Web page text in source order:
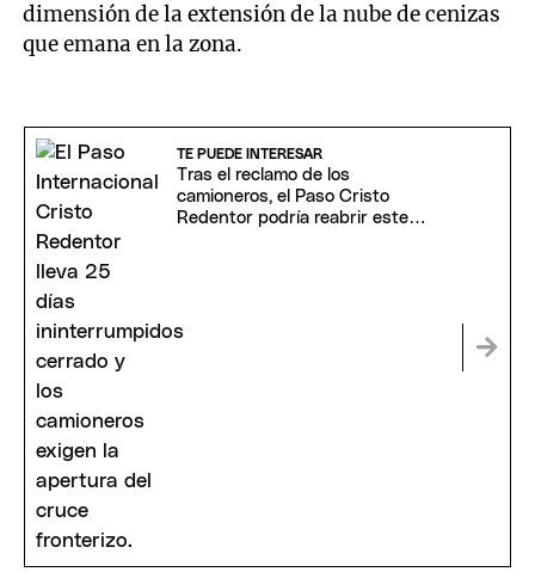
dimensión de la extensión de la nube de cenizas
que emana en la zona.
TE PUEDE INTERESAR
Tras el reclamo de los
camioneros, el Paso Cristo
Redentor podría reabrir este